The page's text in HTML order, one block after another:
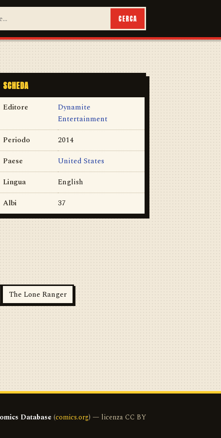
CERCA
SCHEDA
Editore
Dynamite
Entertainment
Periodo
2014
Paese
United States
Lingua
English
Albi
37
The Lone Ranger
Database (comics.org) — licenza CC BY